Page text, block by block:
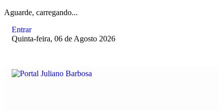
Aguarde, carregando...
Entrar
Quinta-feira, 06 de Agosto 2026